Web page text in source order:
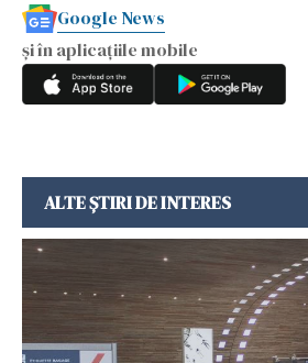
Google News
și în aplicațiile mobile
ALTE ȘTIRI DE INTERES